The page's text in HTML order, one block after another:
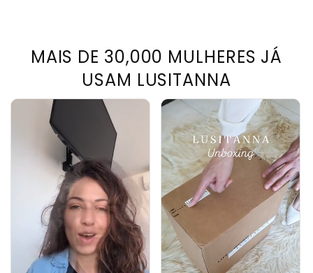
MAIS DE 30,000 MULHERES JÁ
USAM LUSITANNA